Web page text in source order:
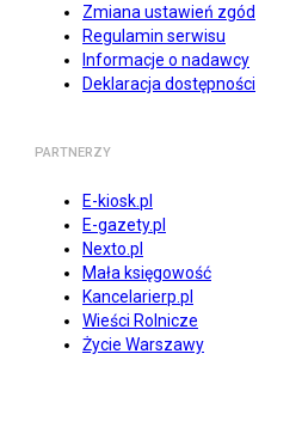
Zmiana ustawień zgód
Regulamin serwisu
Informacje o nadawcy
Deklaracja dostępności
PARTNERZY
E-kiosk.pl
E-gazety.pl
Nexto.pl
Mała księgowość
Kancelarierp.pl
Wieści Rolnicze
Życie Warszawy